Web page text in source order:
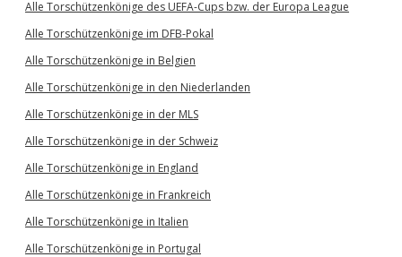
Alle Torschützenkönige des UEFA-Cups bzw. der Europa League
Alle Torschützenkönige im DFB-Pokal
Alle Torschützenkönige in Belgien
Alle Torschützenkönige in den Niederlanden
Alle Torschützenkönige in der MLS
Alle Torschützenkönige in der Schweiz
Alle Torschützenkönige in England
Alle Torschützenkönige in Frankreich
Alle Torschützenkönige in Italien
Alle Torschützenkönige in Portugal